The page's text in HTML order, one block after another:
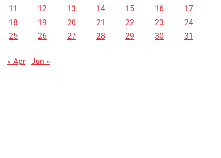
11
12 13 14 15 16
17
18
19 20 21 22 23
24
25
26 27 28 29 30 31
« Apr Jun »